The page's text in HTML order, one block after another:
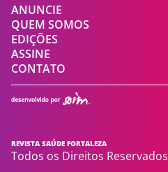
ANUNCIE
QUEM SOMOS
EDIÇÕES
ASSINE
CONTATO
REVISTA SAÚDE FORTALEZA
Todos os Direitos Reservados